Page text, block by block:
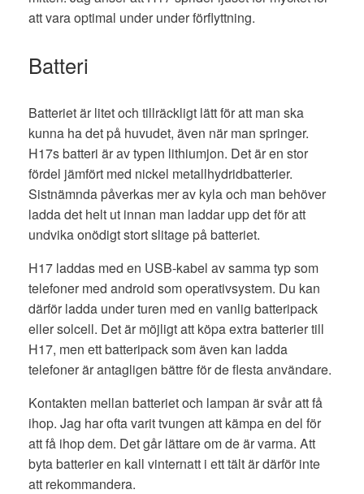
att vara optimal under under förflyttning.
Batteri
Batteriet är litet och tillräckligt lätt för att man ska
kunna ha det på huvudet, även när man springer.
H17s batteri är av typen lithiumjon. Det är en stor
fördel jämfört med nickel metallhydridbatterier.
Sistnämnda påverkas mer av kyla och man behöver
ladda det helt ut innan man laddar upp det för att
undvika onödigt stort slitage på batteriet.
H17 laddas med en USB-kabel av samma typ som
telefoner med android som operativsystem. Du kan
därför ladda under turen med en vanlig batteripack
eller solcell. Det är möjligt att köpa extra batterier till
H17, men ett batteripack som även kan ladda
telefoner är antagligen bättre för de flesta användare.
Kontakten mellan batteriet och lampan är svår att få
ihop. Jag har ofta varit tvungen att kämpa en del för
att få ihop dem. Det går lättare om de är varma. Att
byta batterier en kall vinternatt i ett tält är därför inte
att rekommandera.